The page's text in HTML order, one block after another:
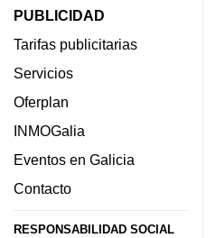
PUBLICIDAD
Tarifas publicitarias
Servicios
Oferplan
INMOGalia
Eventos en Galicia
Contacto
RESPONSABILIDAD SOCIAL